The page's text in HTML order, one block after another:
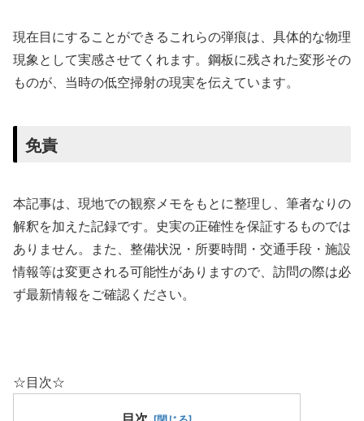
現在目にすることができるこれらの弾痕は、具体的な物理
現象として実感させてくれます。鋼板に残された変形その
ものが、当時の低空掃射の現実を伝えています。
免責
本記事は、現地での観察メモをもとに整理し、筆者なりの
解釈を加えた記録です。史実の正確性を保証するものでは
ありません。また、整備状況・所要時間・交通手段・施設
情報等は変更される可能性がありますので、訪問の際は必
ず最新情報をご確認ください。
☆目次☆